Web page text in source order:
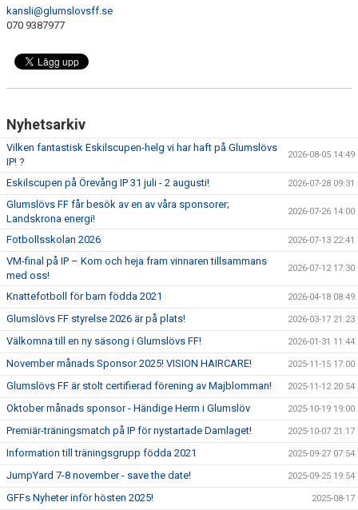
kansli@glumslovsff.se
070 9387977
Nyhetsarkiv
Vilken fantastisk Eskilscupen-helg vi har haft på Glumslövs
IP! ?
2026-08-05 14:49
Eskilscupen på Örevång IP 31 juli - 2 augusti! 2026-07-28 09:31
Glumslövs FF får besök av en av våra sponsorer;
Landskrona energi!
2026-07-26 14:00
Fotbollsskolan 2026 2026-07-13 22:41
VM-final på IP – Kom och heja fram vinnaren tillsammans
med oss!
2026-07-12 17:30
Knattefotboll för barn födda 2021 2026-04-18 08:49
Glumslövs FF styrelse 2026 är på plats! 2026-03-17 21:23
Välkomna till en ny säsong i Glumslövs FF! 2026-01-31 11:44
November månads Sponsor 2025! VISION HAIRCARE! 2025-11-15 17:00
Glumslövs FF är stolt certifierad förening av Majblomman! 2025-11-12 20:54
Oktober månads sponsor - Händige Herrn i Glumslöv 2025-10-19 19:00
Premiär-träningsmatch på IP för nystartade Damlaget! 2025-10-07 21:17
Information till träningsgrupp födda 2021 2025-09-27 07:54
JumpYard 7-8 november - save the date! 2025-09-25 19:54
GFFs Nyheter inför hösten 2025! 2025-08-17